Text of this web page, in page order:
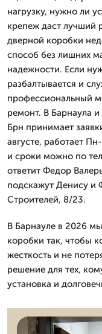
нагрузку, нужно ли
крепеж даст лучший
дверной коробки
способ без лишних
надежности. Если
разбалтывается и
профессиональный
ремонт. В Барнаула
Брн принимает
августе, работает
и сроки можно по
ответит Федор
подскажут Денису и
Строителей, 8/23.
В Барнауле в 2026
коробки так, чтобы
жесткость и не
решение для тех,
установка и